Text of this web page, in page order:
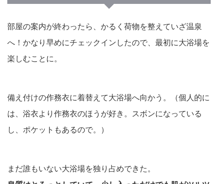
部屋の案内が終わったら、かるく荷物を整えていざ温泉
へ！かなり早めにチェックインしたので、最初に大浴場を
楽しむことに。
備え付けの作務衣に着替えて大浴場へ向かう。（個人的に
は、浴衣より作務衣のほうが好き。スボンになっている
し、ポケットもあるので。）
まだ誰もいない大浴場を独り占めできた。